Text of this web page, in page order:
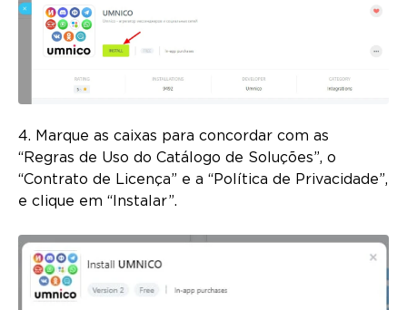
4. Marque as caixas para concordar com as
“Regras de Uso do Catálogo de Soluções”, o
“Contrato de Licença” e a “Política de Privacidade”,
e clique em “Instalar”.